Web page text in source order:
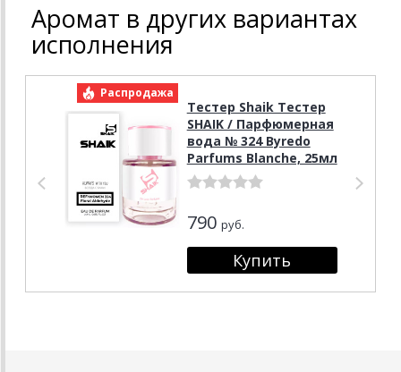
Аромат в других вариантах
исполнения
Распродажа
Тестер Shaik Тестер
SHAIK / Парфюмерная
вода № 324 Byredo
Parfums Blanche, 25мл
790 руб.